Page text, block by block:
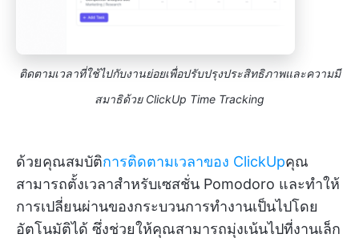
ติดตามเวลาที่ใช้ไปกับงานย่อยเพื่อปรับปรุงประสิทธิภาพและความมี
สมาธิด้วย ClickUp Time Tracking
ด้วยคุณสมบัติการติดตามเวลาของ ClickUpคุณ
สามารถตั้งเวลาสำหรับเซสชั่น Pomodoro และทำให้
การเปลี่ยนผ่านของกระบวนการทำงานเป็นไปโดย
อัตโนมัติได้ ซึ่งช่วยให้คุณสามารถมุ่งเน้นไปที่งานเล็ก